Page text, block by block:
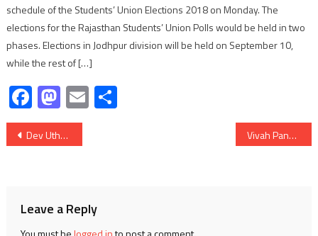
schedule of the Students’ Union Elections 2018 on Monday. The
elections for the Rajasthan Students’ Union Polls would be held in two
phases. Elections in Jodhpur division will be held on September 10,
while the rest of […]
Facebook
Mastodon
Email
Post
Dev Uthani Ekadashi 2024: कब है प्रबोधिनी एकादशी जब भगवान विष्णु 4 माह बाद योगनिंद्रा से जागेंगे? जानिए इसका शुभ मुहूर्त, पूजन विधि, एवं महत्व Vivah Panchami 2024: विवाह पंचमी के दिन विवाह करने से क्यों बचते हैं लोग? जानिए सुखी दांपत्य जीवन और विवाह में आने वाली अड़चने दूर करने के उपाय
Leave a Reply